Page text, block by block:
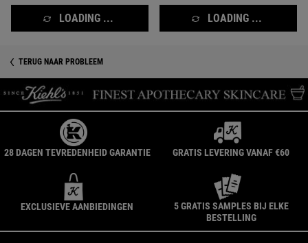
LOADING ... LOADING ...
TERUG NAAR PROBLEEM
28 DAGEN TEVREDENHEID GARANTIE GRATIS LEVERING VANAF €60
EXCLUSIEVE AANBIEDINGEN
5 GRATIS SAMPLES BIJ ELKE
BESTELLING